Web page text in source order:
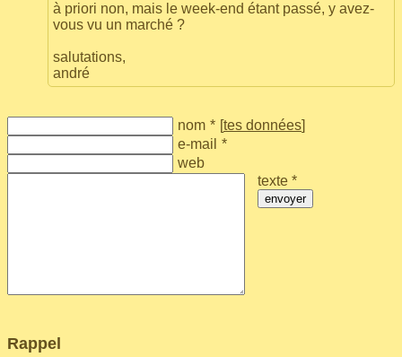
à priori non, mais le week-end étant passé, y avez-
vous vu un marché ?
salutations,
andré
nom * [tes données]
e-mail *
web
texte *
envoyer
Rappel